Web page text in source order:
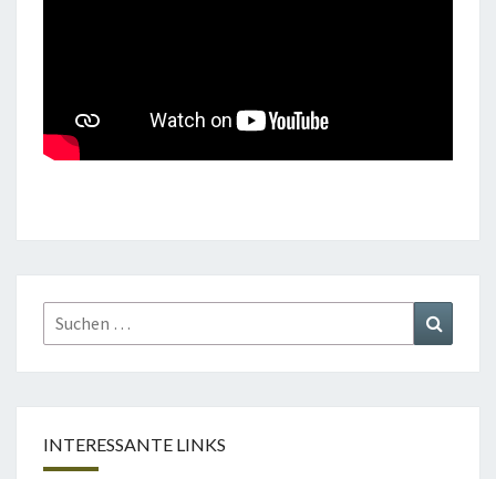
Suchen
nach:
INTERESSANTE LINKS